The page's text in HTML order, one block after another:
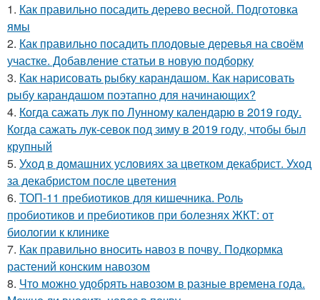
1. Как правильно посадить дерево весной. Подготовка
ямы
2. Как правильно посадить плодовые деревья на своём
участке. Добавление статьи в новую подборку
3. Как нарисовать рыбку карандашом. Как нарисовать
рыбу карандашом поэтапно для начинающих?
4. Когда сажать лук по Лунному календарю в 2019 году.
Когда сажать лук-севок под зиму в 2019 году, чтобы был
крупный
5. Уход в домашних условиях за цветком декабрист. Уход
за декабристом после цветения
6. ТОП-11 пребиотиков для кишечника. Роль
пробиотиков и пребиотиков при болезнях ЖКТ: от
биологии к клинике
7. Как правильно вносить навоз в почву. Подкормка
растений конским навозом
8. Что можно удобрять навозом в разные времена года.